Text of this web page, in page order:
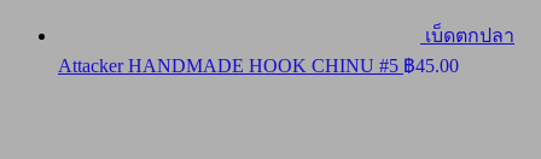
เบ็ดตกปลา
Attacker HANDMADE HOOK CHINU #5 ฿45.00